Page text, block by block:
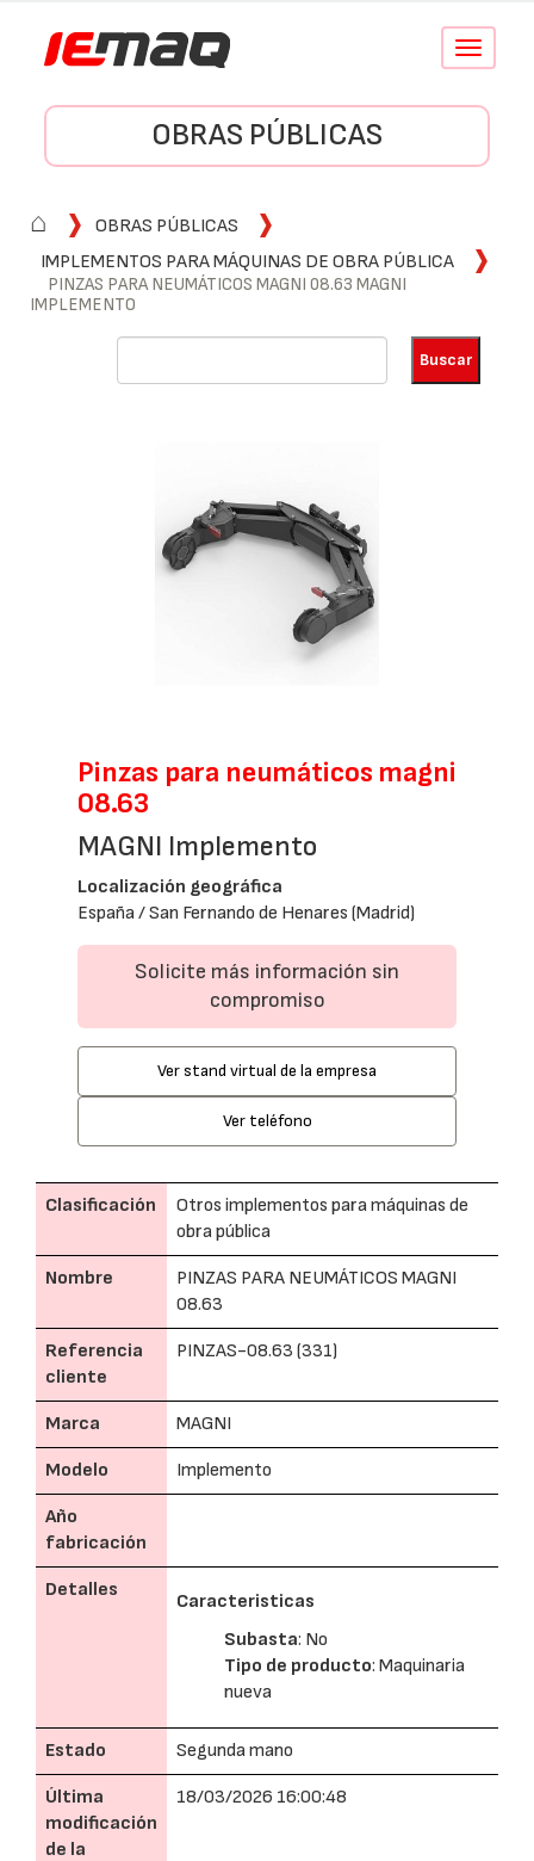
Conmutar
OBRAS PÚBLICAS
⌂
OBRAS PÚBLICAS
IMPLEMENTOS PARA MÁQUINAS DE OBRA PÚBLICA
PINZAS PARA NEUMÁTICOS MAGNI 08.63 MAGNI
IMPLEMENTO
Pinzas para neumáticos magni
08.63
MAGNI Implemento
Localización geográfica
España / San Fernando de Henares (Madrid)
Solicite más información sin
compromiso
Ver stand virtual de la empresa
Ver teléfono
Clasificación
Otros implementos para máquinas de
obra pública
Nombre
PINZAS PARA NEUMÁTICOS MAGNI
08.63
Referencia
cliente
PINZAS-08.63 (331)
Marca MAGNI
Modelo Implemento
Año
fabricación
Detalles
Caracteristicas
Subasta: No
Tipo de producto: Maquinaria
nueva
Estado Segunda mano
Última
modificación
de la
18/03/2026 16:00:48